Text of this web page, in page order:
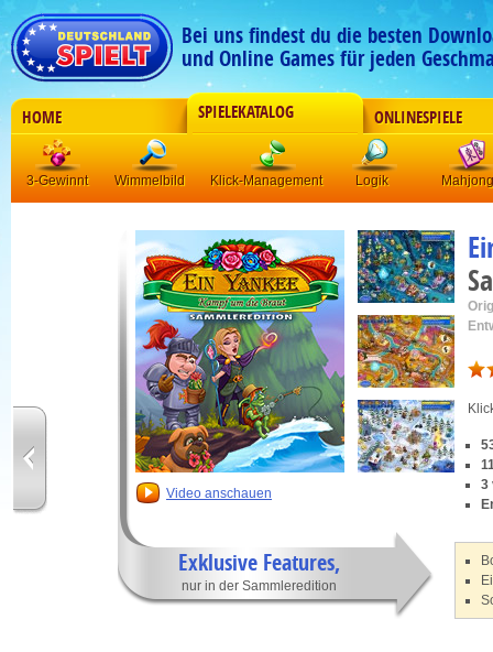
Bei uns findest du die besten
und Online Games für jeden
HOME SPIELEKATALOG ONLINESPIELE
3-Gewinnt Wimmelbild Klick-Management Logik Mahjong
Video anschauen
3
Exklusive Features,
nur in der Sammleredition